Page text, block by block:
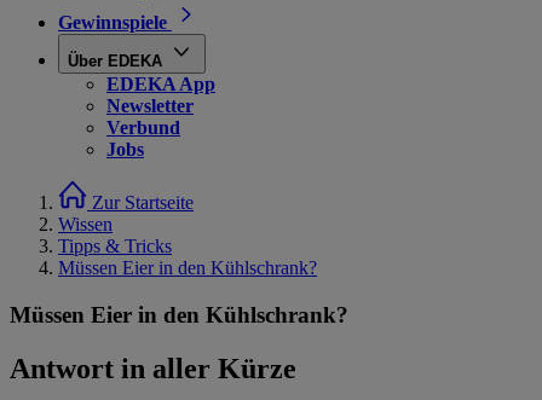
Gewinnspiele
Über EDEKA
EDEKA App
Newsletter
Verbund
Jobs
Zur Startseite
Wissen
Tipps & Tricks
Müssen Eier in den Kühlschrank?
Müssen Eier in den Kühlschrank?
Antwort in aller Kürze